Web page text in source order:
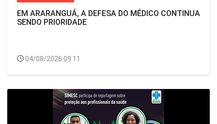
EM ARARANGUÁ, A DEFESA DO MÉDICO CONTINUA
SENDO PRIORIDADE
04/08/2026 09:11